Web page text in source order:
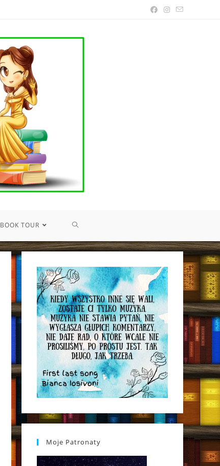
BOOK TOUR TOGGLE
SEARCH
Moje Patronaty